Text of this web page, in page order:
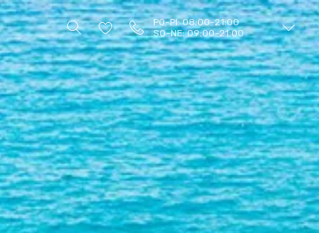
PO-PI: 08:00-21:00
SO-NE: 09:00-21:00